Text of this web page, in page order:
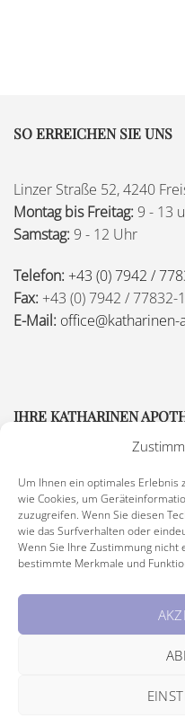
Um Ihnen ein optimales Erlebnis
wie Cookies, um
zuzugreifen. Wenn Sie diesen
wie das Surfverhalten oder
Wenn Sie Ihre Zustimmung
bestimmte Merkmale und
SO ERREICHEN SIE UNS
Linzer Straße 52, 4240
Montag bis Freitag: 9 - 13
Samstag: 9 - 12 Uhr
Telefon: +43 (0) 7942 /
Fax: +43 (0) 7942 / 77832-
E-Mail:
IHRE KATHARINEN
Barrierefreiheitserklärung